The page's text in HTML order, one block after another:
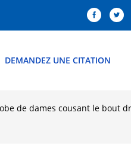
DEMANDEZ UNE CITATION
de dames cousant le bout